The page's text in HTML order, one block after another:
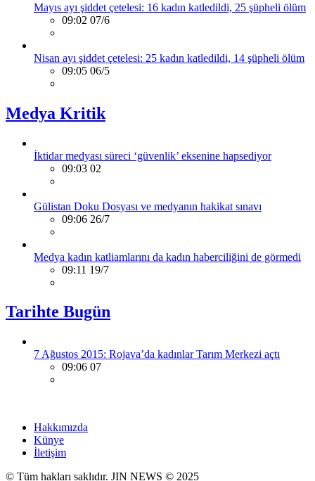
Mayıs ayı şiddet çetelesi: 16 kadın katledildi, 25 şüpheli ölüm
09:02 07/6
Nisan ayı şiddet çetelesi: 25 kadın katledildi, 14 şüpheli ölüm
09:05 06/5
Medya Kritik
İktidar medyası süreci ‘güvenlik’ eksenine hapsediyor
09:03 02
Gülistan Doku Dosyası ve medyanın hakikat sınavı
09:06 26/7
Medya kadın katliamlarını da kadın haberciliğini de görmedi
09:11 19/7
Tarihte Bugün
7 Ağustos 2015: Rojava’da kadınlar Tarım Merkezi açtı
09:06 07
Hakkımızda
Künye
İletişim
© Tüm hakları saklıdır. JIN NEWS © 2025